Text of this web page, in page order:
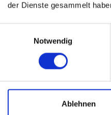
der Dienste gesammelt
Notwendig
Ablehnen